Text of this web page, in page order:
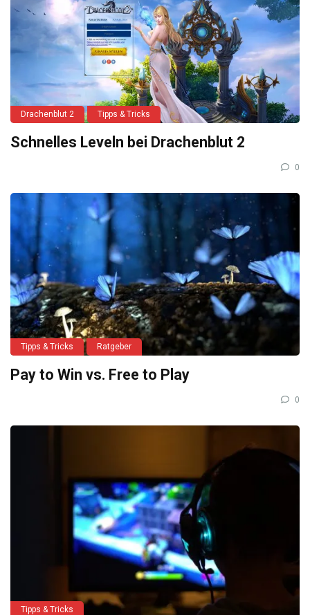
Drachenblut 2 Tipps & Tricks
Schnelles Leveln bei Drachenblut 2
0
Tipps & Tricks Ratgeber
Pay to Win vs. Free to Play
0
Tipps & Tricks